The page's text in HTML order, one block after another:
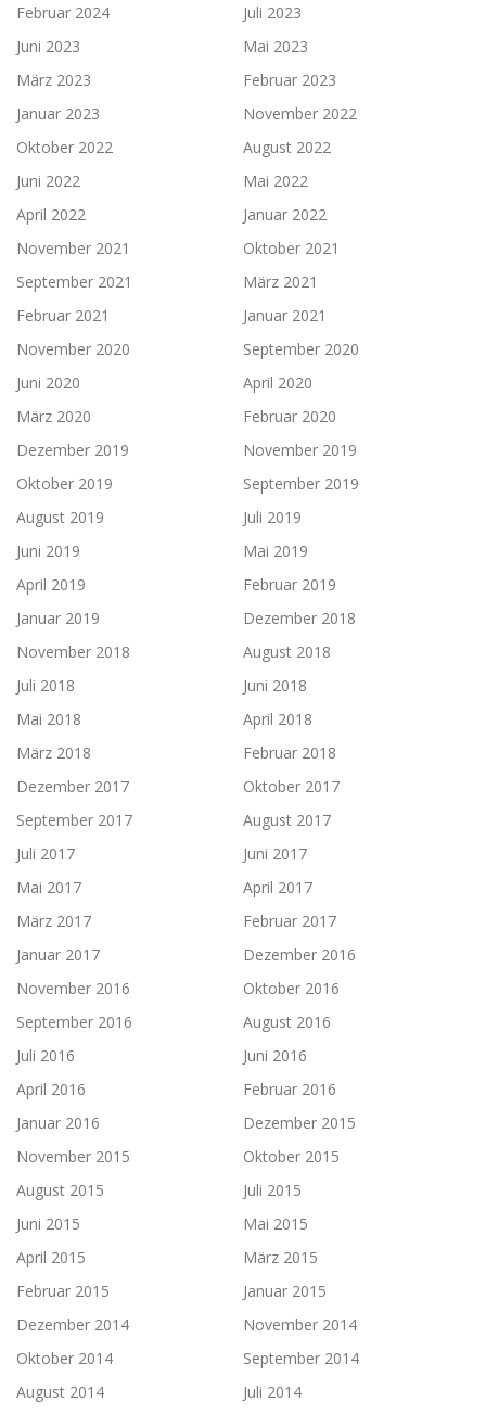
Februar 2024
Juli 2023
Juni 2023
Mai 2023
März 2023
Februar 2023
Januar 2023
November 2022
Oktober 2022
August 2022
Juni 2022
Mai 2022
April 2022
Januar 2022
November 2021
Oktober 2021
September 2021
März 2021
Februar 2021
Januar 2021
November 2020
September 2020
Juni 2020
April 2020
März 2020
Februar 2020
Dezember 2019
November 2019
Oktober 2019
September 2019
August 2019
Juli 2019
Juni 2019
Mai 2019
April 2019
Februar 2019
Januar 2019
Dezember 2018
November 2018
August 2018
Juli 2018
Juni 2018
Mai 2018
April 2018
März 2018
Februar 2018
Dezember 2017
Oktober 2017
September 2017
August 2017
Juli 2017
Juni 2017
Mai 2017
April 2017
März 2017
Februar 2017
Januar 2017
Dezember 2016
November 2016
Oktober 2016
September 2016
August 2016
Juli 2016
Juni 2016
April 2016
Februar 2016
Januar 2016
Dezember 2015
November 2015
Oktober 2015
August 2015
Juli 2015
Juni 2015
Mai 2015
April 2015
März 2015
Februar 2015
Januar 2015
Dezember 2014
November 2014
Oktober 2014
September 2014
August 2014
Juli 2014